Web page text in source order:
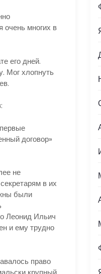
очень многих в
его дней.
Мог хлопнуть
договор»
не
в их
были
Леонид Ильич
и ему трудно
право